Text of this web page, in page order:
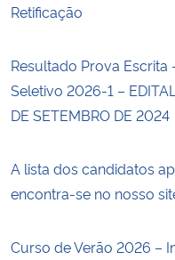
Retificação
Resultado Prova
Seletivo 2026-1 –
DE SETEMBRO DE 2024
A lista dos candidatos
encontra-se no nosso
Curso de Verão 2026 –